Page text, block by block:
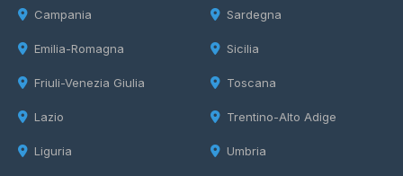
Campania
Emilia-Romagna
Friuli-Venezia Giulia
Lazio
Liguria
Sardegna
Sicilia
Toscana
Trentino-Alto Adige
Umbria